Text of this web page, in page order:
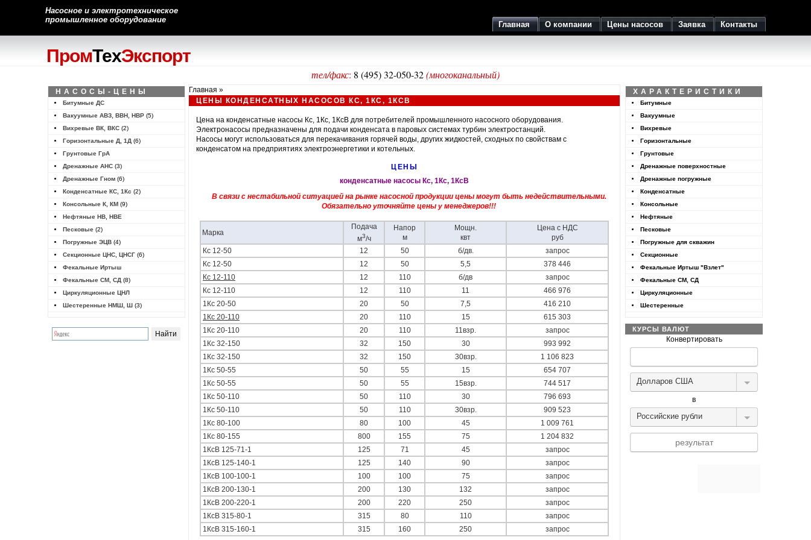
Насосное и электротехническое
промышленное оборудование
Главная О компании Цены насосов Заявка Контакты
ПромТехЭкспорт
тел/факс: 8 (495) 32-050-32(многоканальный)
НАСОСЫ-ЦЕНЫ
Битумные ДС
Вакуумные АВЗ, ВВН, НВР (5)
Вихревые ВК, ВКС (2)
Горизонтальные Д, 1Д (6)
Грунтовые ГрА
Дренажные АНС (3)
Дренажные Гном (6)
Конденсатные КС, 1Кс (2)
Консольные К, КМ (9)
Нефтяные НВ, НВЕ
Песковые (2)
Погружные ЭЦВ (4)
Секционные ЦНС, ЦНСГ (6)
Фекальные Иртыш
Фекальные СМ, СД (8)
Циркуляционные ЦНЛ
Шестеренные НМШ, Ш (3)
Главная »
ЦЕНЫ КОНДЕНСАТНЫХ НАСОСОВ КС, 1КС, 1КСВ
Цена на конденсатные насосы Кс, 1Кс, 1КсВ для потребителей промышленного насосного оборудования.
Электронасосы предназначены для подачи конденсата в паровых системах турбин электростанций.
Насосы могут использоваться для перекачивания горячей воды, других жидкостей, сходных по свойствам с
конденсатом на предприятиях электроэнергетики и котельных.
ЦЕНЫ
конденсатные насосы Кс, 1Кс, 1КсВ
В связи с нестабильной ситуацией на рынке насосной продукции цены могут быть недействительными.
Обязательно уточняйте цены у менеджеров!!!
Марка
Подача
м3/ч
Напор
м
Мощн.
квт
Цена с НДС
руб
Кс 12-50
12 50 б/дв.
запрос
Кс 12-50
12 50 5,5
378 446
Кc 12-110
12 110 б/дв
запрос
Кс 12-110
12 110 11
466 976
1Кс 20-50
20 50 7,5
416 210
1Кc 20-110
20 110 15
615 303
1Кс 20-110
20 110 11взр.
запрос
1Кс 32-150
32 150 30
993 992
1Кс 32-150
32 150 30взр.
1 106 823
1Кс 50-55
50 55 15
654 707
1Кс 50-55
50 55 15взр.
744 517
1Кс 50-110
50 110 30
796 693
1Кс 50-110
50 110 30взр.
909 523
1Кс 80-100
80 100 45
1 009 761
1Кс 80-155
800 155 75
1 204 832
1КсВ 125-71-1
125 71 45
запрос
1КсВ 125-140-1
125 140 90
запрос
1КсВ 100-100-1
100 100 75
запрос
1КсВ 200-130-1
200 130 132
запрос
1КсВ 200-220-1
200 220 250
запрос
1КсВ 315-80-1
315 80 110
запрос
1КсВ 315-160-1
315 160 250 запрос
ХАРАКТЕРИСТИКИ
Битумные
Вакуумные
Вихревые
Горизонтальные
Грунтовые
Дренажные поверхностные
Дренажные погружные
Конденсатные
Консольные
Нефтяные
Песковые
Погружные для скважин
Секционные
Фекальные Иртыш "Взлет"
Фекальные СМ, СД
Циркуляционные
Шестеренные
КУРСЫ ВАЛЮТ
Конвертировать
Долларов США
в
Российские рубли